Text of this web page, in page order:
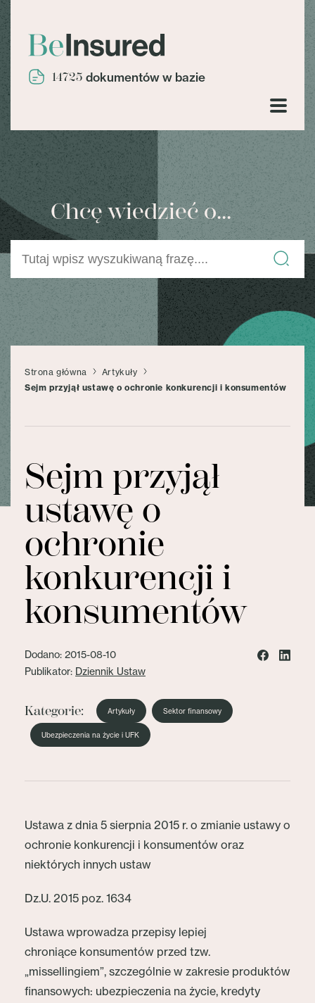
14725 dokumentów w bazie
Chcę wiedzieć o...
Strona główna
Artykuły
Sejm przyjął ustawę o ochronie konkurencji i konsumentów
Sejm przyjął
ustawę o
ochronie
konkurencji i
konsumentów
Dodano: 2015-08-10
Publikator: Dziennik Ustaw
Kategorie: Artykuły Sektor finansowy
Ubezpieczenia na życie i UFK
Ustawa z dnia 5 sierpnia 2015 r. o zmianie ustawy o
ochronie konkurencji i konsumentów oraz
niektórych innych ustaw
Dz.U. 2015 poz. 1634
Ustawa wprowadza przepisy lepiej
chroniące konsumentów przed tzw.
„missellingiem”, szczególnie w zakresie produktów
finansowych: ubezpieczenia na życie, kredyty